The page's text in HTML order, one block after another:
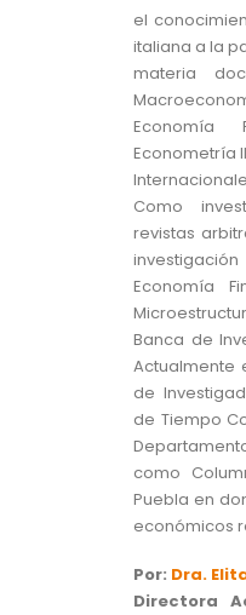
el
italiana a la
materia
Economía
Econometría
Como
revistas
Economía
Banca de
Actualmente
de
de Tiempo
como
Puebla en
económicos
Por: Dra.
Directora